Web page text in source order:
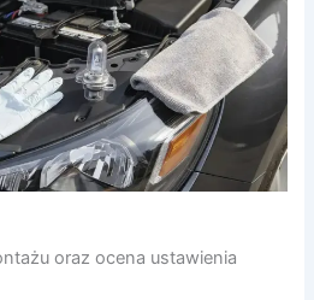
oraz ocena ustawienia